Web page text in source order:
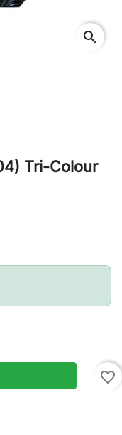
search
Tri-Colour
favorite_border